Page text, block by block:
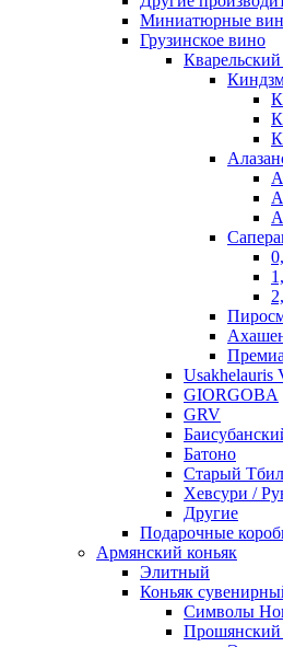
Миниатюрные
Грузинское вино
Usakhelauris
GIORGOBA
GRV
Батоно
Старый
Хевсури /
Другие
Подарочные
Армянский коньяк
Элитный
Коньяк
Символы